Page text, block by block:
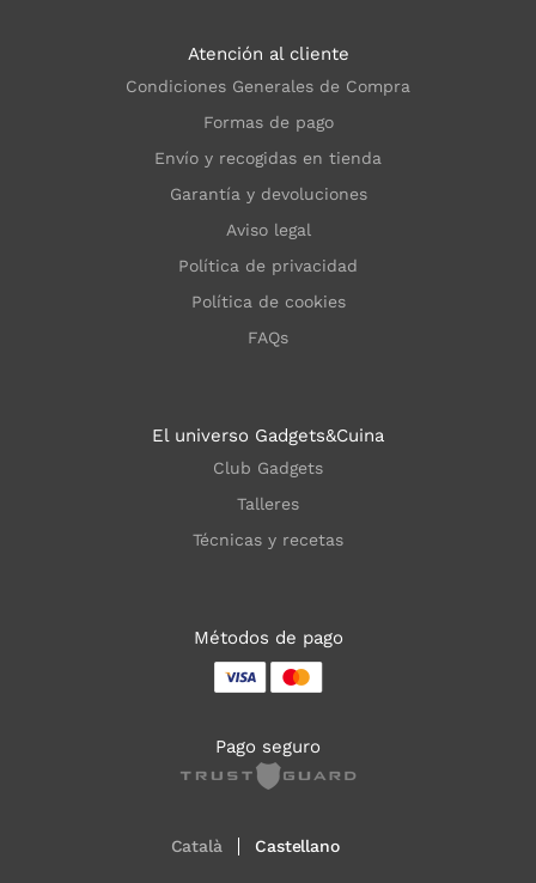
Atención al cliente
Condiciones Generales de Compra
Formas de pago
Envío y recogidas en tienda
Garantía y devoluciones
Aviso legal
Política de privacidad
Política de cookies
FAQs
El universo Gadgets&Cuina
Club Gadgets
Talleres
Técnicas y recetas
Métodos de pago
Pago seguro
Català Castellano